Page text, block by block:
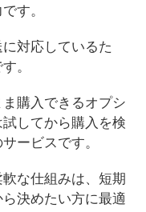
す。
対応しているた
。
購入できるオプシ
してから購入を検
ービスです。
な仕組みは、短期
決めたい方に最適